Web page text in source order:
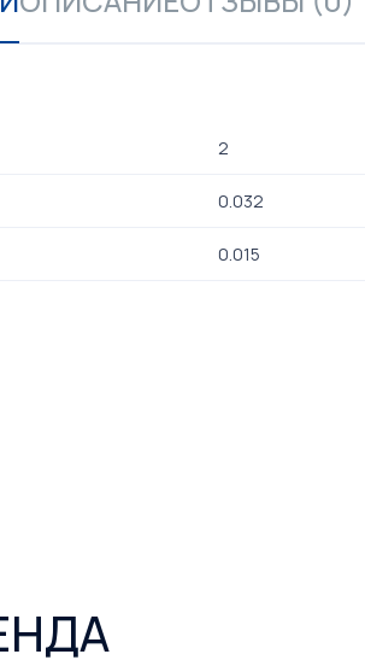
2
0.032
0.015